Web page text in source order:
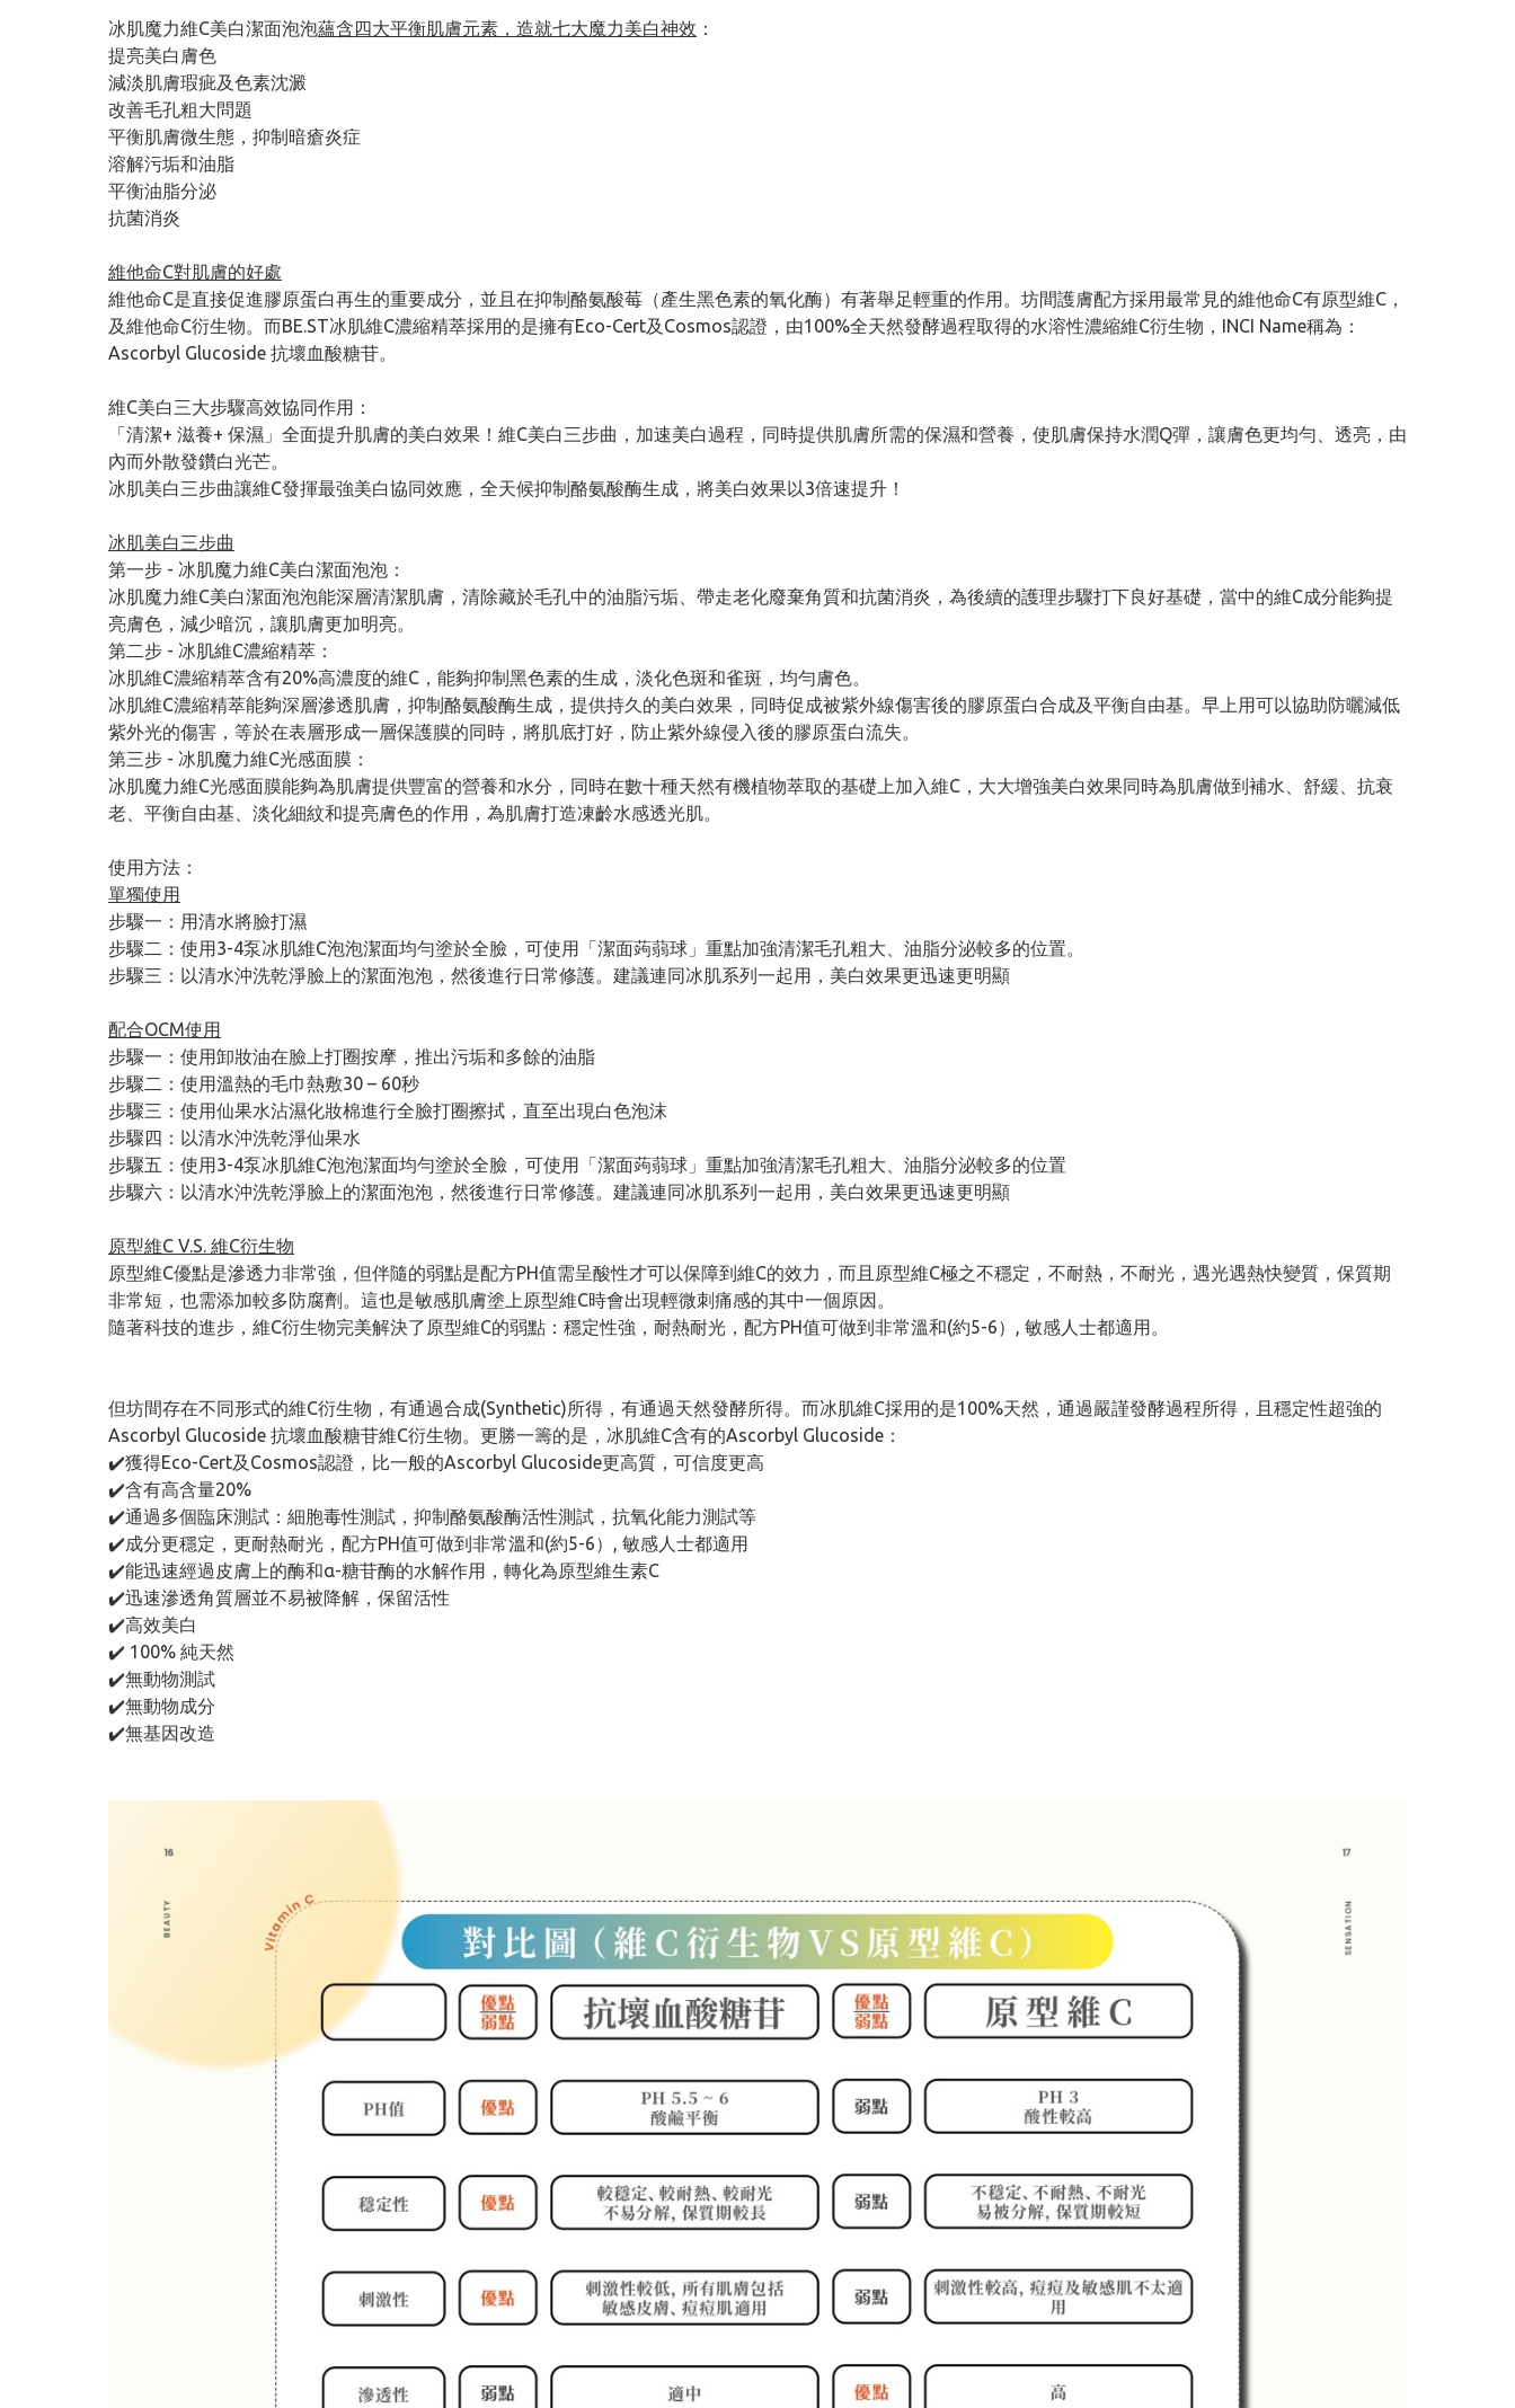
冰肌魔力維C美白潔面泡泡蘊含四大平衡肌膚元素，造就七大魔力美白神效 ：
提亮美白膚色
減淡肌膚瑕疵及色素沈澱
改善毛孔粗大問題
平衡肌膚微生態，抑制暗瘡炎症
溶解污垢和油脂
平衡油脂分泌
抗菌消炎
維他命C對肌膚的好處
維他命C是直接促進膠原蛋白再生的重要成分，並且在抑制酪氨酸莓（產生黑色素的氧化酶）有著舉足輕重的作用。坊間護膚配方採用最常見的維他命C有原型維C，
及維他命C衍生物。而BE.ST冰肌維C濃縮精萃採用的是擁有Eco-Cert及Cosmos認證，由100%全天然發酵過程取得的水溶性濃縮維C衍生物，INCI Name稱為：
Ascorbyl Glucoside 抗壞血酸糖苷。
維C美白三大步驟高效協同作用：
「清潔+ 滋養+ 保濕」全面提升肌膚的美白效果！維C美白三步曲，加速美白過程，同時提供肌膚所需的保濕和營養，使肌膚保持水潤Q彈，讓膚色更均勻、透亮，由
內而外散發鑽白光芒。
冰肌美白三步曲讓維C發揮最強美白協同效應，全天候抑制酪氨酸酶生成，將美白效果以3倍速提升！
冰肌美白三步曲
第一步 - 冰肌魔力維C美白潔面泡泡：
冰肌魔力維C美白潔面泡泡能深層清潔肌膚，清除藏於毛孔中的油脂污垢、帶走老化廢棄角質和抗菌消炎，為後續的護理步驟打下良好基礎，當中的維C成分能夠提
亮膚色，減少暗沉，讓肌膚更加明亮。
第二步 - 冰肌維C濃縮精萃：
冰肌維C濃縮精萃含有20%高濃度的維C，能夠抑制黑色素的生成，淡化色斑和雀斑，均勻膚色。
冰肌維C濃縮精萃能夠深層滲透肌膚，抑制酪氨酸酶生成，提供持久的美白效果，同時促成被紫外線傷害後的膠原蛋白合成及平衡自由基。早上用可以協助防曬減低
紫外光的傷害，等於在表層形成一層保護膜的同時，將肌底打好，防止紫外線侵入後的膠原蛋白流失。
第三步 - 冰肌魔力維C光感面膜：
冰肌魔力維C光感面膜能夠為肌膚提供豐富的營養和水分，同時在數十種天然有機植物萃取的基礎上加入維C，大大增強美白效果同時為肌膚做到補水、舒緩、抗衰
老、平衡自由基、淡化細紋和提亮膚色的作用，為肌膚打造凍齡水感透光肌。
使用方法：
單獨使用
步驟一：用清水將臉打濕
步驟二：使用3-4泵冰肌維C泡泡潔面均勻塗於全臉，可使用「潔面蒟蒻球」重點加強清潔毛孔粗大、油脂分泌較多的位置。
步驟三：以清水沖洗乾淨臉上的潔面泡泡，然後進行日常修護。建議連同冰肌系列一起用，美白效果更迅速更明顯
配合OCM使用
步驟一：使用卸妝油在臉上打圈按摩，推出污垢和多餘的油脂
步驟二：使用溫熱的毛巾熱敷30 – 60秒
步驟三：使用仙果水沾濕化妝棉進行全臉打圈擦拭，直至出現白色泡沫
步驟四：以清水沖洗乾淨仙果水
步驟五：使用3-4泵冰肌維C泡泡潔面均勻塗於全臉，可使用「潔面蒟蒻球」重點加強清潔毛孔粗大、油脂分泌較多的位置
步驟六：以清水沖洗乾淨臉上的潔面泡泡，然後進行日常修護。建議連同冰肌系列一起用，美白效果更迅速更明顯
原型維C V.S. 維C衍生物
原型維C優點是滲透力非常強，但伴隨的弱點是配方PH值需呈酸性才可以保障到維C的效力，而且原型維C極之不穩定，不耐熱，不耐光，遇光遇熱快變質，保質期
非常短，也需添加較多防腐劑。這也是敏感肌膚塗上原型維C時會出現輕微刺痛感的其中一個原因。
隨著科技的進步，維C衍生物完美解決了原型維C的弱點：穩定性強，耐熱耐光，配方PH值可做到非常溫和(約5-6）, 敏感人士都適用。
但坊間存在不同形式的維C衍生物，有通過合成(Synthetic)所得，有通過天然發酵所得。而冰肌維C採用的是100%天然，通過嚴謹發酵過程所得，且穩定性超強的
Ascorbyl Glucoside 抗壞血酸糖苷維C衍生物。更勝一籌的是，冰肌維C含有的Ascorbyl Glucoside：
✔️獲得Eco-Cert及Cosmos認證，比一般的Ascorbyl Glucoside更高質，可信度更高
✔️含有高含量20%
✔️通過多個臨床測試：細胞毒性測試，抑制酪氨酸酶活性測試，抗氧化能力測試等
✔️成分更穩定，更耐熱耐光，配方PH值可做到非常溫和(約5-6）, 敏感人士都適用
✔️能迅速經過皮膚上的酶和α-糖苷酶的水解作用，轉化為原型維生素C
✔️迅速滲透角質層並不易被降解，保留活性
✔️高效美白
✔️ 100% 純天然
✔️無動物測試
✔️無動物成分
✔️無基因改造